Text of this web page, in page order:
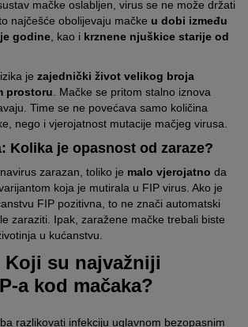
mačke oslabljen, virus se ne može držati
najčešće obolijevaju mačke u dobi između
godine , kao i krznene njuškice starije od
je zajednički život velikog broja
prostoru . Mačke se pritom stalno iznova
Time se ne povećava samo količina
nego i vjerojatnost mutacije mačjeg virusa.
Kolika je opasnost od zaraze?
zarazan, toliko je malo vjerojatno da
koja je mutirala u FIP virus. Ako je
FIP pozitivna, to ne znači automatski
zaraziti. Ipak, zaražene mačke trebali biste
u kućanstvu.
su najvažniji
a kod mačaka?
razlikovati infekciju uglavnom bezopasnim